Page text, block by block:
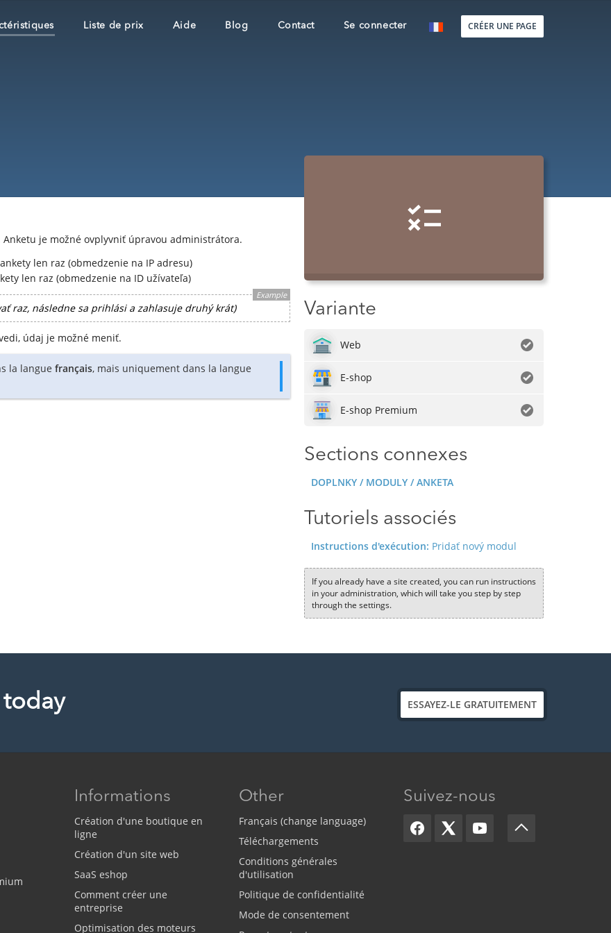
Liste de prix Aide Blog Contact Se connecter CRÉER UNE PAGE
je možné ovplyvniť úpravou administrátora.
len raz (obmedzenie na IP adresu)
len raz (obmedzenie na ID užívateľa)
Example
raz, následne sa prihlási a zahlasuje druhý krát)
údaj je možné meniť.
la langue français, mais uniquement dans la langue
Variante
Web
E-shop
E-shop Premium
Sections connexes
DOPLNKY / MODULY / ANKETA
Tutoriels associés
Instructions d'exécution: Pridať nový modul
If you already have a site created, you can run instructions
in your administration, which will take you step by step
through the settings.
today ESSAYEZ-LE GRATUITEMENT
Informations
Création d'une boutique en
ligne
Création d'un site web
SaaS eshop
Comment créer une
entreprise
Optimisation des moteurs
Other
Français (change language)
Téléchargements
Conditions générales
d'utilisation
Politique de confidentialité
Mode de consentement
Suivez-nous